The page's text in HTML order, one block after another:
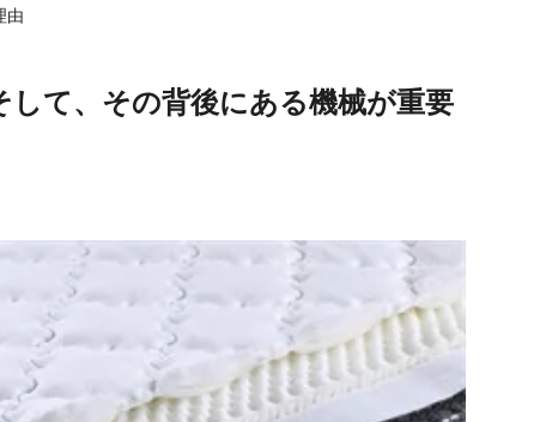
由
て、その背後にある機械が重要